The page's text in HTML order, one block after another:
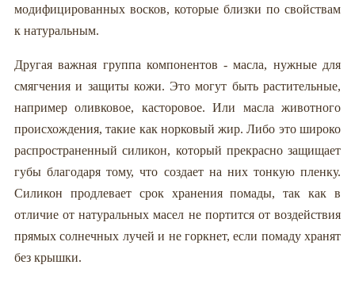
модифицированных восков, которые близки по свойствам
к натуральным.
Другая важная группа компонентов - масла, нужные для
смягчения и защиты кожи. Это могут быть растительные,
например оливковое, касторовое. Или масла животного
происхождения, такие как норковый жир. Либо это широко
распространенный силикон, который прекрасно защищает
губы благодаря тому, что создает на них тонкую пленку.
Силикон продлевает срок хранения помады, так как в
отличие от натуральных масел не портится от воздействия
прямых солнечных лучей и не горкнет, если помаду хранят
без крышки.